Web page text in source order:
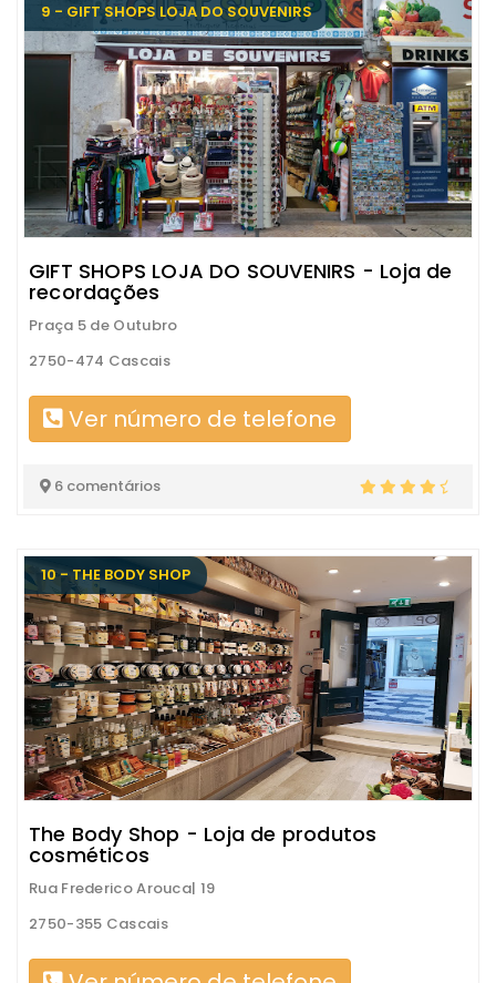
9 - GIFT SHOPS LOJA DO SOUVENIRS
GIFT SHOPS LOJA DO SOUVENIRS - Loja de
recordações
Praça 5 de Outubro
2750-474 Cascais
Ver número de telefone
6 comentários
10 - THE BODY SHOP
The Body Shop - Loja de produtos
cosméticos
Rua Frederico Arouca| 19
2750-355 Cascais